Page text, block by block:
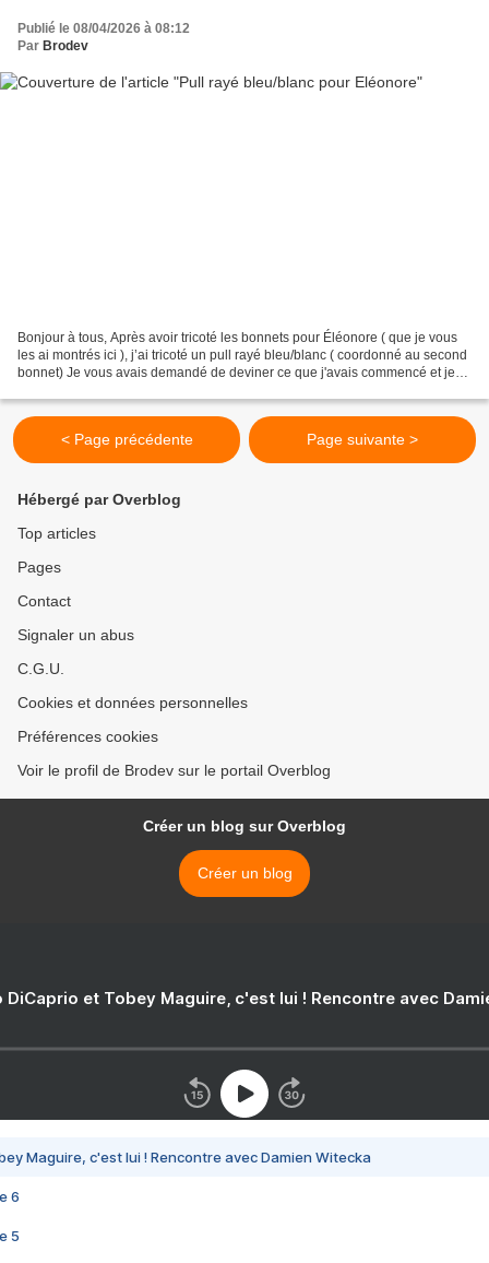
Publié le 08/04/2026 à 08:12
Par Brodev
Bonjour à tous, Après avoir tricoté les bonnets pour Éléonore ( que je vous
les ai montrés ici ), j’ai tricoté un pull rayé bleu/blanc ( coordonné au second
bonnet) Je vous avais demandé de deviner ce que j'avais commencé et je
< Page précédente Page suivante >
Hébergé par Overblog
Top articles
Pages
Contact
Signaler un abus
C.G.U.
Cookies et données personnelles
Préférences cookies
Voir le profil de Brodev sur le portail Overblog
Créer un blog sur Overblog
Créer un blog
DiCaprio et Tobey Maguire, c'est lui ! Rencontre avec
Maguire, c'est lui ! Rencontre avec Damien Witecka
6
5